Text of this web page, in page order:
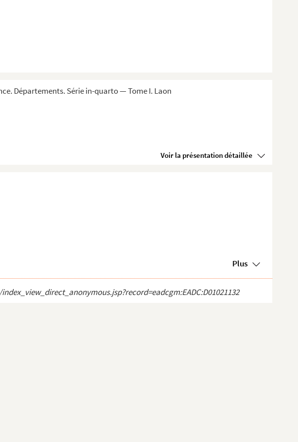
Départements. Série in-quarto — Tome I. Laon
Voir la présentation détaillée
Plus